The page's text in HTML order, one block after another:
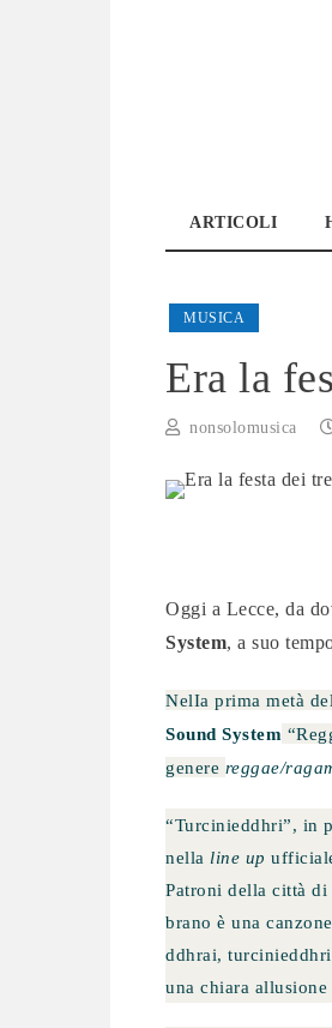
ARTICOLI
MUSICA
Era la
nonsolomusica
Oggi a Lecce, da
System, a suo
NelIa prima metà
Sound System
genere reggae/
“Turcinieddhri”, in
nella line up
Patroni della città
brano è una
ddhrai,
una chiara